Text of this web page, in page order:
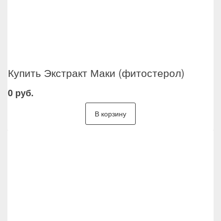
Купить Экстракт Маки (фитостерол)
0 руб.
В корзину